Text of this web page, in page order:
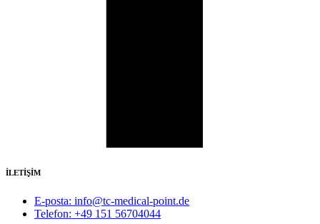
İLETİŞİM
E-posta: info@tc-medical-point.de
Telefon: +49 151 56704044